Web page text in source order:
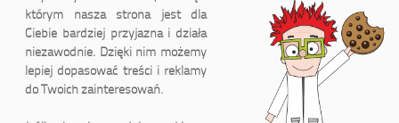
którym nasza strona jest dla
Ciebie bardziej przyjazna i działa
niezawodnie. Dzięki nim możemy
lepiej dopasować treści i reklamy
do Twoich zainteresowań.